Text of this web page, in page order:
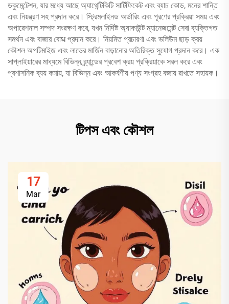
ডকুমেন্টেশন, যার মধ্যে আছে অ্যাথেন্টিকিটি সার্টিফিকেট এবং ব্যাচ কোড, মনের শান্তি
এবং নিয়ন্ত্রণ সহ প্রদান করে। স্ট্রিমলাইনড অর্ডারিং এবং পূরণের প্রক্রিয়া সময় এবং
অপারেশনাল সম্পদ সংরক্ষণ করে, যখন নির্দিষ্ট অ্যাকাউন্ট ম্যানেজমেন্ট সেবা ব্যক্তিগত
সমর্থন এবং বাজার বোध প্রদান করে। নিয়মিত প্রচারণা এবং ভলিউম ছাড় ক্রয়
কৌশল অপটিমাইজ এবং লাভের মার্জিন বাড়ানোর অতিরিক্ত সুযোগ প্রদান করে। এক
সাপ্লাইয়ারের মাধ্যমে বিভিন্ন ব্র্যান্ডের প্রবেশ ক্রয় প্রক্রিয়াকে সরল করে এবং
প্রশাসনিক ব্যয় কমায়, যা বিভিন্ন এবং আকর্ষণীয় পণ্য সংগ্রহ বজায় রাখতে সহায়ক।
টিপস এবং কৌশল
17
Mar